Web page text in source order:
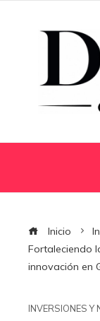
Inicio
Fortaleciendo
innovación en
INVERSIONES Y